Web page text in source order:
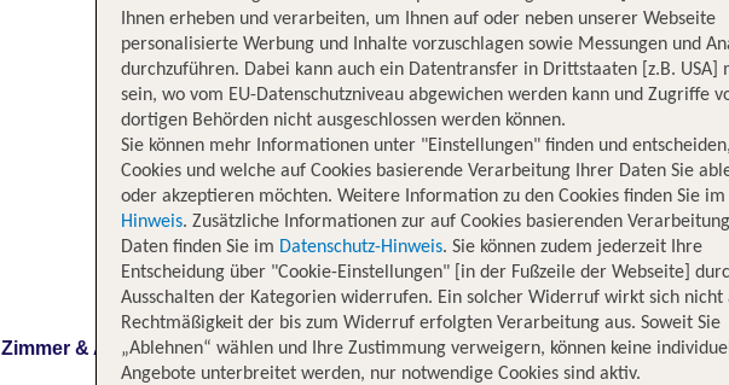
Zimmer & Angebote Hotelinformationen Lage Bewertungen
Ihnen erheben und verarbeiten, um Ihnen auf oder neben unserer Webseite
personalisierte Werbung und Inhalte vorzuschlagen sowie Messungen und
durchzuführen. Dabei kann auch ein Datentransfer in Drittstaaten [z.B. USA]
sein, wo vom EU-Datenschutzniveau abgewichen werden kann und Zugriffe
dortigen Behörden nicht ausgeschlossen werden können.
Sie können mehr Informationen unter "Einstellungen" finden und
Cookies und welche auf Cookies basierende Verarbeitung Ihrer Daten Sie
oder akzeptieren möchten. Weitere Information zu den Cookies finden Sie im
Hinweis. Zusätzliche Informationen zur auf Cookies basierenden
Daten finden Sie im Datenschutz-Hinweis. Sie können zudem jederzeit Ihre
Entscheidung über "Cookie-Einstellungen" [in der Fußzeile der Webseite]
Ausschalten der Kategorien widerrufen. Ein solcher Widerruf wirkt sich nicht
Rechtmäßigkeit der bis zum Widerruf erfolgten Verarbeitung aus. Soweit Sie
„Ablehnen“ wählen und Ihre Zustimmung verweigern, können keine
Angebote unterbreitet werden, nur notwendige Cookies sind aktiv.